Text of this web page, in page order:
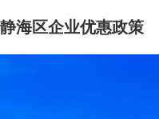
静海区企业优惠政策